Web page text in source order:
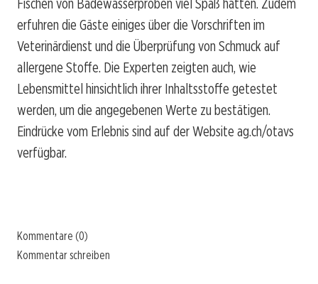
erfuhren die Gäste einiges über die Vorschriften im
Veterinärdienst und die Überprüfung von Schmuck auf
allergene Stoffe. Die Experten zeigten auch, wie
Lebensmittel hinsichtlich ihrer Inhaltsstoffe getestet
werden, um die angegebenen Werte zu bestätigen.
Eindrücke vom Erlebnis sind auf der Website ag.ch/otavs
verfügbar.
Kommentare (0)
Kommentar schreiben